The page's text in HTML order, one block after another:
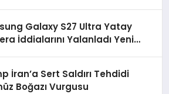
Galaxy S27 Ultra Yatay
İddialarını Yalanladı Yeni
İran’a Sert Saldırı Tehdidi
Boğazı Vurgusu